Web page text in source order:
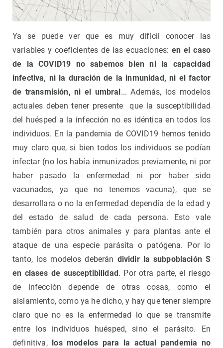
Ya se puede ver que es muy difícil conocer las
variables y coeficientes de las ecuaciones: en el caso
de la COVID19 no sabemos bien ni la capacidad
infectiva, ni la duración de la inmunidad, ni el factor
de transmisión, ni el umbral... Además, los modelos
actuales deben tener presente que la susceptibilidad
del huésped a la infección no es idéntica en todos los
individuos. En la pandemia de COVID19 hemos tenido
muy claro que, si bien todos los individuos se podían
infectar (no los había inmunizados previamente, ni por
haber pasado la enfermedad ni por haber sido
vacunados, ya que no tenemos vacuna), que se
desarrollara o no la enfermedad dependía de la edad y
del estado de salud de cada persona. Esto vale
también para otros animales y para plantas ante el
ataque de una especie parásita o patógena. Por lo
tanto, los modelos deberán dividir la subpoblación S
en clases de susceptibilidad. Por otra parte, el riesgo
de infección depende de otras cosas, como el
aislamiento, como ya he dicho, y hay que tener siempre
claro que no es la enfermedad lo que se transmite
entre los individuos huésped, sino el parásito. En
definitiva, los modelos para la actual pandemia no